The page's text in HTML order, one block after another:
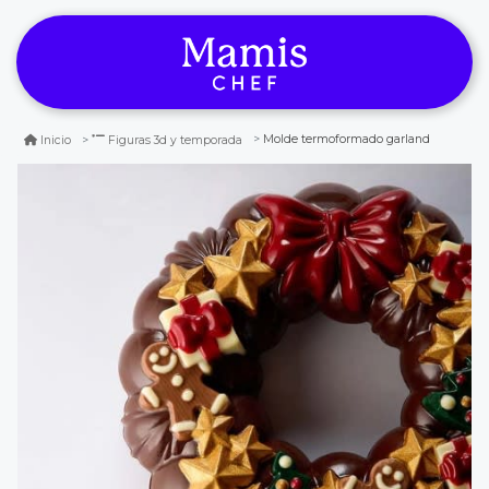
Inicio Figuras 3d y temporada Molde termoformado garland